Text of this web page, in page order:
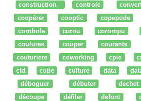
construction
controle
coopérer
cooptic copepode
cornhole
cornu corompu
coulures
couper courants
couturiere
coworking cpie
ctd
cube culture data
déboguer
débuter dechet
découpe
défiler defont